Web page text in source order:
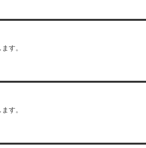
す。
す。